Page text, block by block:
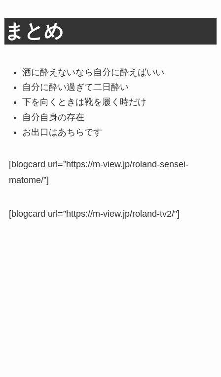
まとめ
酒に酔えないなら自分に酔えばいい
自分に酔い過ぎて二日酔い
下を向くときは靴を履く時だけ
自分自身の存在
お出口はあちらです
[blogcard url=”https://m-view.jp/roland-sensei-
matome/”]
[blogcard url=”https://m-view.jp/roland-tv2/”]